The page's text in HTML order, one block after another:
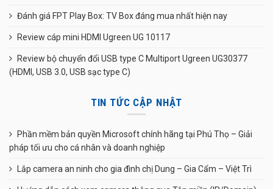
Đánh giá FPT Play Box: TV Box đáng mua nhất hiện nay
Review cáp mini HDMI Ugreen UG 10117
Review bộ chuyển đổi USB type C Multiport Ugreen UG30377
(HDMI, USB 3.0, USB sạc type C)
TIN TỨC CẬP NHẬT
Phần mềm bản quyền Microsoft chính hãng tại Phú Thọ – Giải
pháp tối ưu cho cá nhân và doanh nghiệp
Lắp camera an ninh cho gia đình chị Dung – Gia Cẩm – Việt Trì